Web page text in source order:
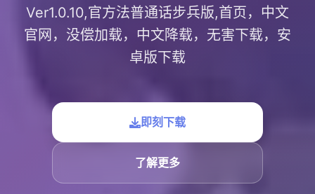
Ver1.0.10,官方法普通话步兵版,首页，中文
官网，没偿加载，中文降载，无害下载，安
卓版下载
即刻下载
了解更多